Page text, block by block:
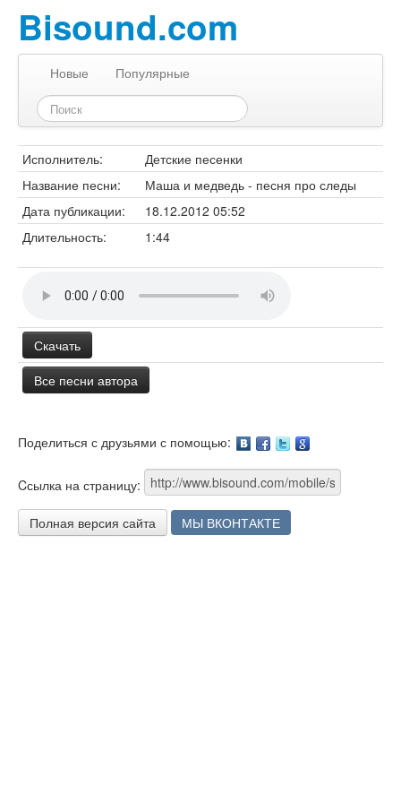
Bisound.com
Новые Популярные
Исполнитель:
Детские песенки
Название песни:
Маша и медведь - песня про следы
Дата публикации:
18.12.2012 05:52
Длительность:
1:44
Скачать
Все песни автора
Поделиться с друзьями с помощью:
Cсылка на страницу:
Полная версия сайта МЫ ВКОНТАКТЕ